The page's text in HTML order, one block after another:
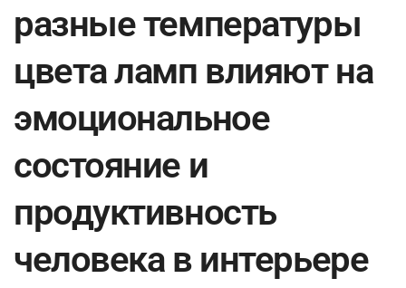
разные температуры
цвета ламп влияют на
эмоциональное
состояние и
продуктивность
человека в интерьере